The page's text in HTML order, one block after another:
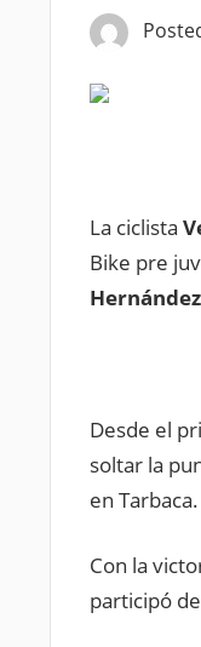
La ciclista
Bike pre
Desde el
soltar la
en Tarbaca.
Con la
participó